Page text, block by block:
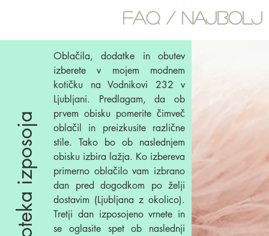
FAQ / NAJBOLJ
Oblačila, dodatke in obutev
izberete v mojem modnem
kotičku na Vodnikovi 232 v
Ljubljani. Predlagam, da ob
prvem obisku pomerite čimveč
oblačil in preizkusite različne
stile. Tako bo ob naslednjem
obisku izbira lažja. Ko izbereva
primerno oblačilo vam izbrano
dan pred dogodkom po želji
dostavim (Ljubljana z okolico).
Tretji dan izposojeno vrnete in
se oglasite spet ob naslednji